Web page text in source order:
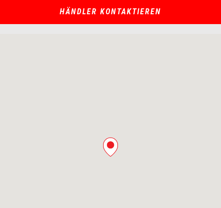
HÄNDLER KONTAKTIEREN